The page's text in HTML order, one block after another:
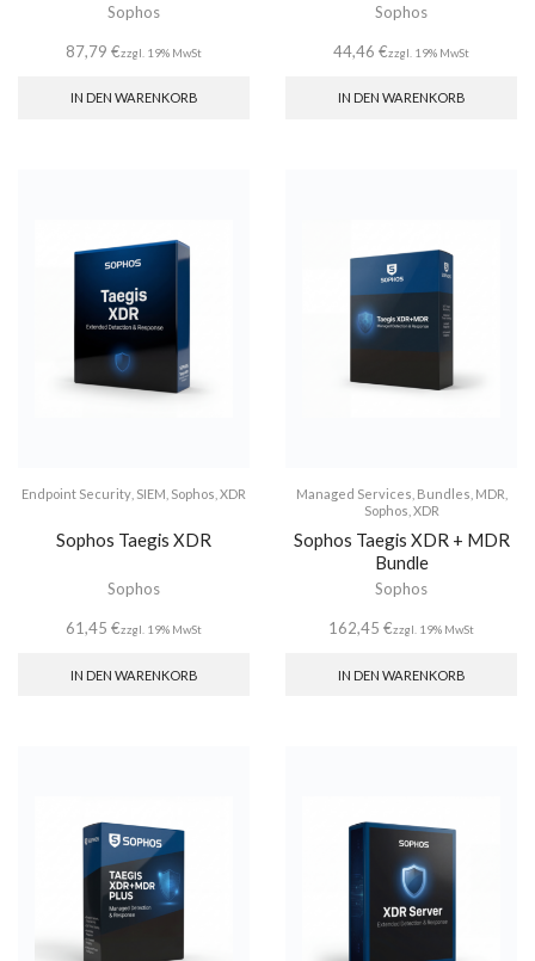
Sophos
87,79 €zzgl. 19% MwSt
IN DEN WARENKORB
Sophos
44,46 €zzgl. 19% MwSt
IN DEN WARENKORB
Endpoint Security SIEM Sophos XDR
Sophos Taegis XDR
Sophos
61,45 €zzgl. 19% MwSt
IN DEN WARENKORB
Managed Services Bundles MDR
Sophos XDR
Sophos Taegis XDR + MDR
Bundle
Sophos
162,45 €zzgl. 19% MwSt
IN DEN WARENKORB